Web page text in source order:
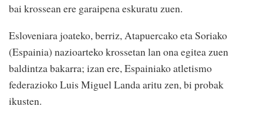
bai krossean ere garaipena eskuratu zuen.
Esloveniara joateko, berriz, Atapuercako eta Soriako
(Espainia) nazioarteko krossetan lan ona egitea zuen
baldintza bakarra; izan ere, Espainiako atletismo
federazioko Luis Miguel Landa aritu zen, bi probak
ikusten.